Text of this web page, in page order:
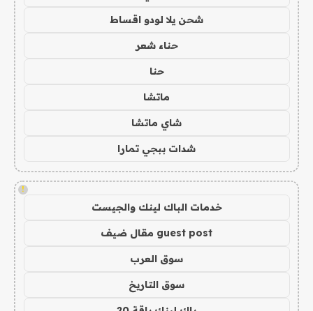
شحن يلا لودو اقساط
حناء شعر
حنا
ماتشا
شاي ماتشا
شدات ببجي تمارا
!
خدمات الباك لينك والجيست
guest post مقال ضيف
سوق العرب
سوق التاريخ